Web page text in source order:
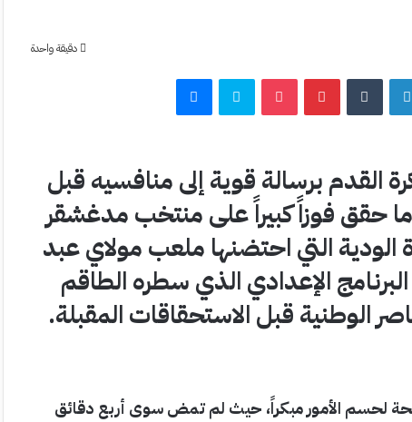
دقيقة واحدة
لينكدإن ‏Tumblr بينتيريست‫Pocket سكايب ماسنجر
القدم برسالة قوية إلى منافسيه قبل
العالم 2026، بعدما حقق فوزاً كبيراً على منتخب مدغشقر
الودية التي احتضنها ملعب مولاي عبد
الإعدادي الذي سطره الطاقم
الوطنية قبل الاستحقاقات المقبلة.
لحسم الأمور مبكراً، حيث لم تمض سوى أربع دقائق